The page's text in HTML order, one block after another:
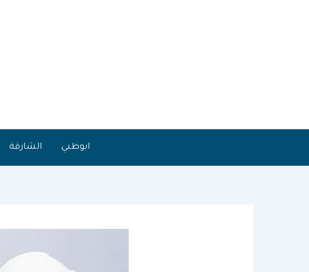
ابوظبي الشارقة